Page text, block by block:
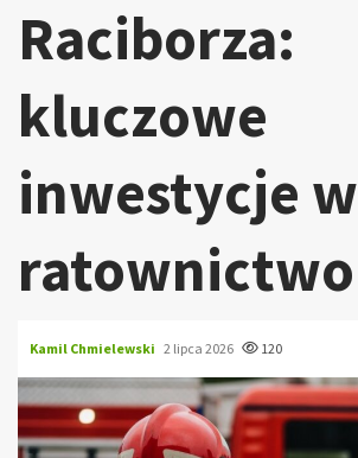
Raciborza:
kluczowe
inwestycje w
ratownictwo
Kamil Chmielewski 2 lipca 2026 120